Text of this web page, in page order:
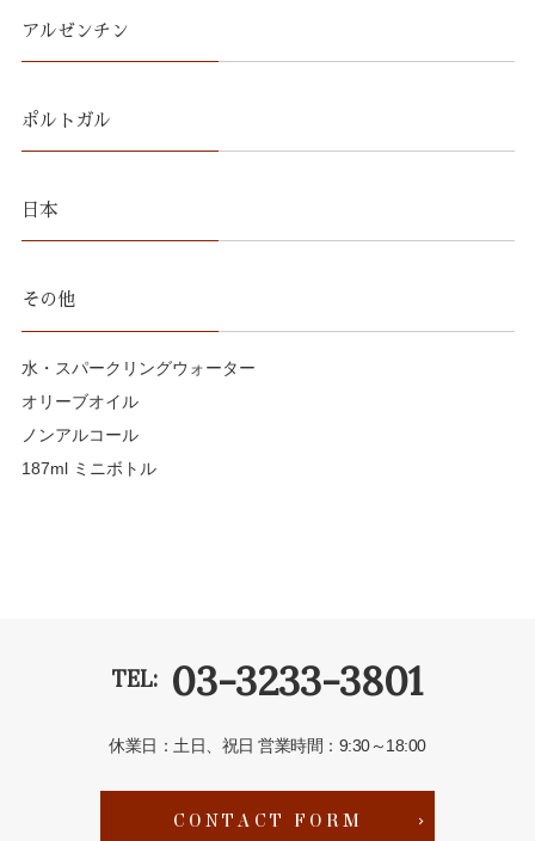
アルゼンチン
ポルトガル
日本
その他
水・スパークリングウォーター
オリーブオイル
ノンアルコール
187ml ミニボトル
TEL: 03-3233-3801
休業日：土日、祝日営業時間：9:30～18:00
CONTACT FORM